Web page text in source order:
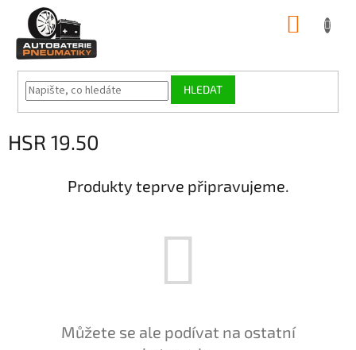
obsah
HLEDAT
HSR 19.50
Produkty teprve připravujeme.
Můžete se ale podívat na ostatní